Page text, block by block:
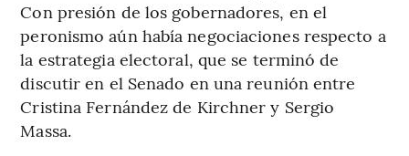
Con presión de los gobernadores, en el
peronismo aún había negociaciones respecto a
la estrategia electoral, que se terminó de
discutir en el Senado en una reunión entre
Cristina Fernández de Kirchner y Sergio
Massa.